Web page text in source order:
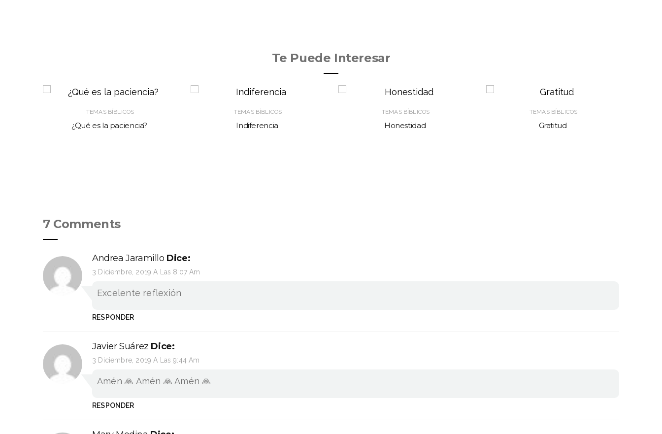
Te Puede Interesar
TEMAS BÍBLICOS
¿Qué es la paciencia?
TEMAS BÍBLICOS
Indiferencia
TEMAS BÍBLICOS
Honestidad
TEMAS BÍBLICOS
Gratitud
7 Comments
Andrea Jaramillo Dice:
3 Diciembre, 2019 A Las 8:07 Am
Excelente reflexión
RESPONDER
Javier Suárez Dice:
3 Diciembre, 2019 A Las 9:44 Am
Amén 🙏 Amén 🙏 Amén 🙏
RESPONDER